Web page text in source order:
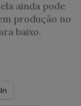
ainda pode
produção no
baixo.